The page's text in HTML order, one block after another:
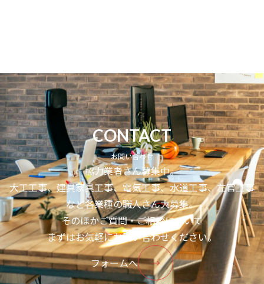
CONTACT
お問い合わせ
協力業者さん募集中。
大工工事、建具家具工事、電気工事、水道工事、左官工事
など各業種の職人さん大募集。
そのほかご質問・ご相談について
まずはお気軽にお問い合わせください。
フォームへ
→